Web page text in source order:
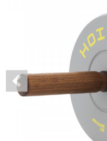
Previous